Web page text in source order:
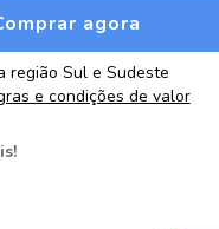
região Sul e Sudeste
e condições de valor